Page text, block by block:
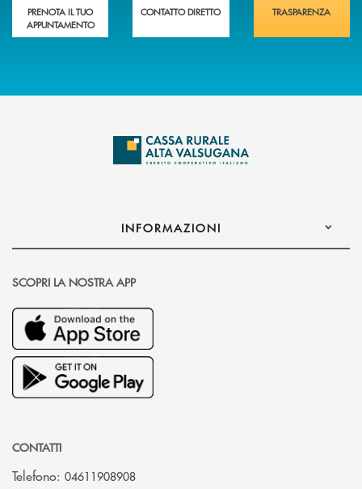
PRENOTA IL TUO
APPUNTAMENTO
CONTATTO DIRETTO TRASPARENZA
INFORMAZIONI
SCOPRI LA NOSTRA APP
CONTATTI
Telefono: 04611908908